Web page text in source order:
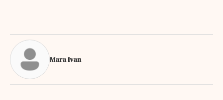
Mara Ivan